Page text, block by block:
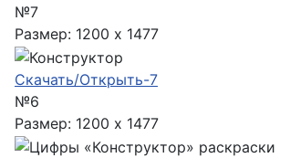
№7
Размер: 1200 x 1477
Скачать/Открыть-7
№6
Размер: 1200 x 1477